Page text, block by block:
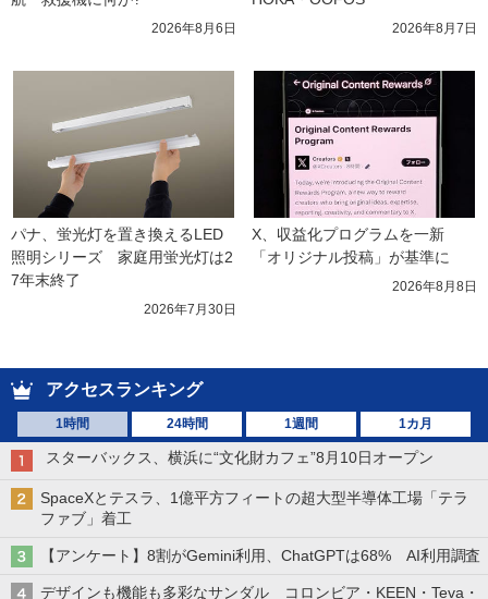
2026年8月6日 2026年8月7日
パナ、蛍光灯を置き換えるLED
照明シリーズ　家庭用蛍光灯は2
7年末終了
2026年7月30日
X、収益化プログラムを一新
「オリジナル投稿」が基準に
2026年8月8日
アクセスランキング
1時間 24時間 1週間 1カ月
スターバックス、横浜に“文化財カフェ”8月10日オープン
SpaceXとテスラ、1億平方フィートの超大型半導体工場「テラ
ファブ」着工
【アンケート】8割がGemini利用、ChatGPTは68% AI利用調査
デザインも機能も多彩なサンダル コロンビア・KEEN・Teva・